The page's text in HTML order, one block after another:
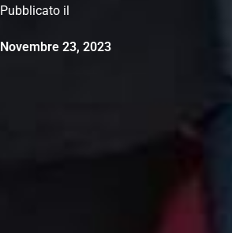
Pubblicato il
Novembre 23, 2023